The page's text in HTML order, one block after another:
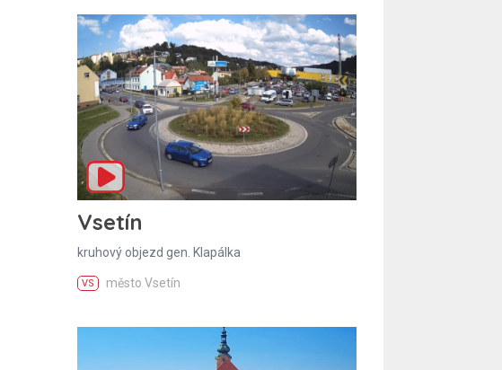
Vsetín
kruhový objezd gen. Klapálka
VS město Vsetín